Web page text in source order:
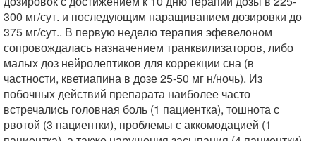
300 мг/сут. и последующим наращиванием дозировки до
375 мг/сут.. В первую неделю терапия эфевелоном
сопровождалась назначением транквилизаторов, либо
малых доз нейролептиков для коррекции сна (в
частности, кветиапина в дозе 25-50 мг н/ночь). Из
побочных действий препарата наиболее часто
встречались головная боль (1 пациентка), тошнота с
рвотой (3 пациентки), проблемы с аккомодацией (1